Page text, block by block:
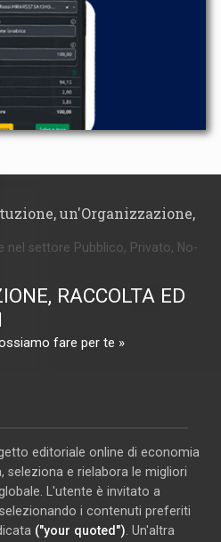
un'Organizzazione,
nel settore Pubblico, Privato, No-
RACCOLTA ED
fare per te »
editoriale online di economia
seleziona e rielabora le migliori
L'utente è invitato a
i contenuti preferiti
("your quoted"). Un'altra